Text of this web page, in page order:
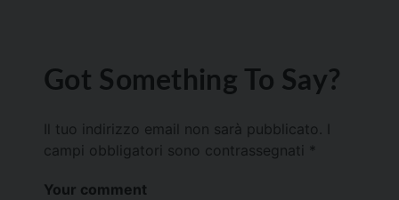
Got Something To Say?
Il tuo indirizzo email non sarà pubblicato.
campi obbligatori sono contrassegnati *
Your comment